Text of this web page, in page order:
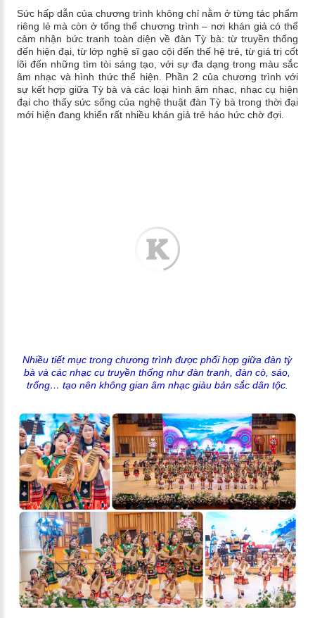
Sức hấp dẫn của chương trình không chỉ nằm ở từng tác phẩm
riêng lẻ mà còn ở tổng thể chương trình – nơi khán giả có thể
cảm nhận bức tranh toàn diện về đàn Tỳ bà: từ truyền thống
đến hiện đại, từ lớp nghệ sĩ gạo cội đến thế hệ trẻ, từ giá trị cốt
lõi đến những tìm tòi sáng tạo, với sự đa dạng trong màu sắc
âm nhạc và hình thức thể hiện. Phần 2 của chương trình với
sự kết hợp giữa Tỳ bà và các loại hình âm nhạc, nhạc cụ hiện
đại cho thấy sức sống của nghệ thuật đàn Tỳ bà trong thời đại
mới hiện đang khiến rất nhiều khán giả trẻ háo hức chờ đợi.
Nhiều tiết mục trong chương trình được phối hợp giữa đàn tỳ
bà và các nhạc cụ truyền thống như đàn tranh, đàn cò, sáo,
trống… tạo nên không gian âm nhạc giàu bản sắc dân tộc.